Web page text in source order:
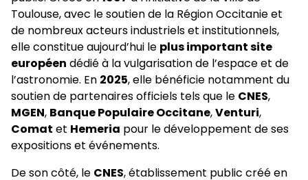
Toulouse, avec le soutien de la Région Occitanie et
de nombreux acteurs industriels et institutionnels,
elle constitue aujourd’hui le plus important site
européen dédié à la vulgarisation de l’espace et de
l’astronomie. En 2025, elle bénéficie notamment du
soutien de partenaires officiels tels que le CNES,
MGEN, Banque Populaire Occitane,Venturi,
Comat et Hemeria pour le développement de ses
expositions et événements.
De son côté, le CNES, établissement public créé en